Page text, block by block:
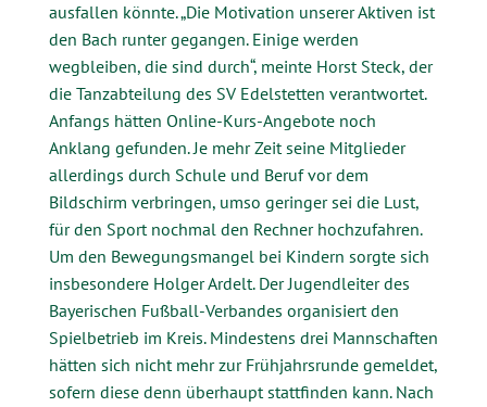
ausfallen könnte. „Die Motivation unserer Aktiven ist
den Bach runter gegangen. Einige werden
wegbleiben, die sind durch“, meinte Horst Steck, der
die Tanzabteilung des SV Edelstetten verantwortet.
Anfangs hätten Online-Kurs-Angebote noch
Anklang gefunden. Je mehr Zeit seine Mitglieder
allerdings durch Schule und Beruf vor dem
Bildschirm verbringen, umso geringer sei die Lust,
für den Sport nochmal den Rechner hochzufahren.
Um den Bewegungsmangel bei Kindern sorgte sich
insbesondere Holger Ardelt. Der Jugendleiter des
Bayerischen Fußball-Verbandes organisiert den
Spielbetrieb im Kreis. Mindestens drei Mannschaften
hätten sich nicht mehr zur Frühjahrsrunde gemeldet,
sofern diese denn überhaupt stattfinden kann. Nach